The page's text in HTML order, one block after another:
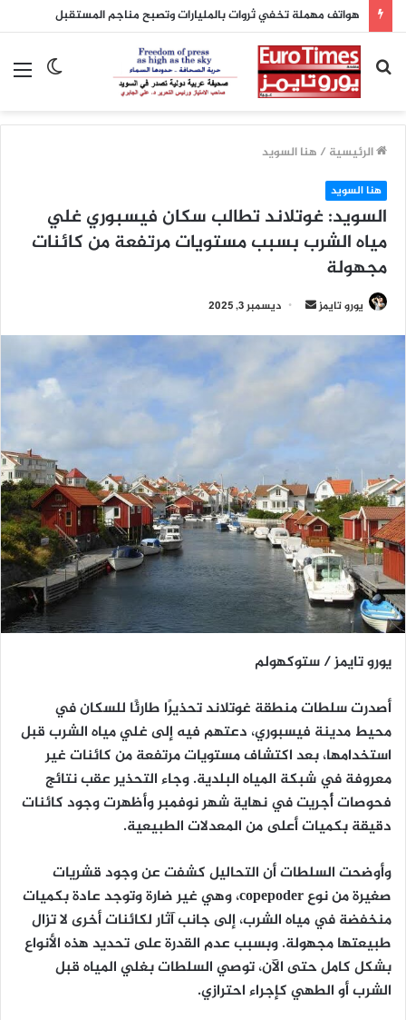
وزيرة الاقتصاد الألمانية تستبعد حدوث انخفاض في أسعار الكهرباء
الوضع
بحث
عن
الرئيسية / هنا السويد
هنا السويد
السويد: غوتلاند تطالب سكان فيسبوري غلي
مياه الشرب بسبب مستويات مرتفعة من كائنات
مجهولة
يورو تايمز
أرسل
إلكترونيا
ديسمبر 3, 2025
يورو تايمز / ستوكهولم
أصدرت سلطات منطقة غوتلاند تحذيرًا طارئًا للسكان في
محيط مدينة فيسبوري، دعتهم فيه إلى غلي مياه الشرب قبل
استخدامها، بعد اكتشاف مستويات مرتفعة من كائنات غير
معروفة في شبكة المياه البلدية. وجاء التحذير عقب نتائج
فحوصات أُجريت في نهاية شهر نوفمبر وأظهرت وجود كائنات
دقيقة بكميات أعلى من المعدلات الطبيعية.
وأوضحت السلطات أن التحاليل كشفت عن وجود قشريات
صغيرة من نوعcopepoder، وهي غير ضارة وتوجد عادة بكميات
منخفضة في مياه الشرب، إلى جانب آثار لكائنات أخرى لا تزال
طبيعتها مجهولة. وبسبب عدم القدرة على تحديد هذه الأنواع
بشكل كامل حتى الآن، توصي السلطات بغلي المياه قبل
الشرب أو الطهي كإجراء احترازي.